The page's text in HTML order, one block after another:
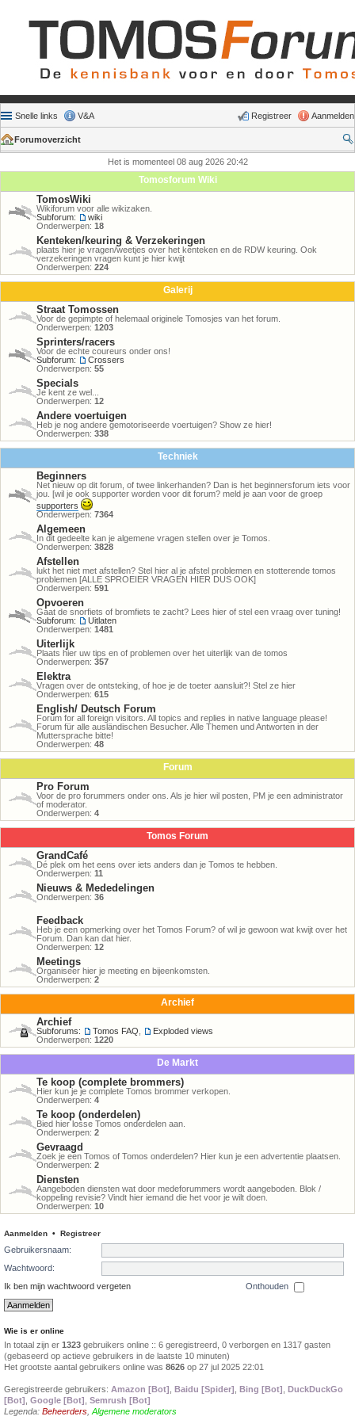
Snelle links V&A Aanmelden
Registreer
Forumoverzicht
Het is momenteel 08 aug 2026 20:42
Tomosforum Wiki
TomosWiki
Wikiforum voor alle wikizaken.
Subforum:
wiki
Onderwerpen: 18
Kenteken/keuring & Verzekeringen
plaats hier je vragen/weetjes over het kenteken en de RDW keuring. Ook
verzekeringen vragen kunt je hier kwijt
Onderwerpen: 224
Galerij
Straat Tomossen
Voor de gepimpte of helemaal originele Tomosjes van het forum.
Onderwerpen: 1203
Sprinters/racers
Voor de echte coureurs onder ons!
Subforum:
Crossers
Onderwerpen: 55
Specials
Je kent ze wel...
Onderwerpen: 12
Andere voertuigen
Heb je nog andere gemotoriseerde voertuigen? Show ze hier!
Onderwerpen: 338
Techniek
Beginners
Net nieuw op dit forum, of twee linkerhanden? Dan is het beginnersforum iets voor
jou. [wil je ook supporter worden voor dit forum? meld je aan voor de groep
supporters
Onderwerpen: 7364
Algemeen
In dit gedeelte kan je algemene vragen stellen over je Tomos.
Onderwerpen: 3828
Afstellen
lukt het niet met afstellen? Stel hier al je afstel problemen en stotterende tomos
problemen [ALLE SPROEIER VRAGEN HIER DUS OOK]
Onderwerpen: 591
Opvoeren
Gaat de snorfiets of bromfiets te zacht? Lees hier of stel een vraag over tuning!
Subforum:
Uitlaten
Onderwerpen: 1481
Uiterlijk
Plaats hier uw tips en of problemen over het uiterlijk van de tomos
Onderwerpen: 357
Elektra
Vragen over de ontsteking, of hoe je de toeter aansluit?! Stel ze hier
Onderwerpen: 615
English/ Deutsch Forum
Forum for all foreign visitors. All topics and replies in native language please!
Forum für alle ausländischen Besucher. Alle Themen und Antworten in der
Muttersprache bitte!
Onderwerpen: 48
Forum
Pro Forum
Voor de pro forummers onder ons. Als je hier wil posten, PM je een administrator
of moderator.
Onderwerpen: 4
Tomos Forum
GrandCafé
Dé plek om het eens over iets anders dan je Tomos te hebben.
Onderwerpen: 11
Nieuws & Mededelingen
Onderwerpen: 36
Feedback
Heb je een opmerking over het Tomos Forum? of wil je gewoon wat kwijt over het
Forum. Dan kan dat hier.
Onderwerpen: 12
Meetings
Organiseer hier je meeting en bijeenkomsten.
Onderwerpen: 2
Archief
Archief
Subforums: Tomos FAQ
Exploded views
Onderwerpen: 1220
De Markt
Te koop (complete brommers)
Hier kun je je complete Tomos brommer verkopen.
Onderwerpen: 4
Te koop (onderdelen)
Bied hier losse Tomos onderdelen aan.
Onderwerpen: 2
Gevraagd
Zoek je een Tomos of Tomos onderdelen? Hier kun je een advertentie plaatsen.
Onderwerpen: 2
Diensten
Aangeboden diensten wat door medeforummers wordt aangeboden. Blok /
koppeling revisie? Vindt hier iemand die het voor je wilt doen.
Onderwerpen: 10
Aanmelden • Registreer
Gebruikersnaam:
Wachtwoord:
Ik ben mijn wachtwoord vergeten
Onthouden
Wie is er online
In totaal zijn er 1323 gebruikers online :: 6 geregistreerd, 0 verborgen en 1317 gasten
(gebaseerd op actieve gebruikers in de laatste 10 minuten)
Het grootste aantal gebruikers online was 8626 op 27 jul 2025 22:01
Geregistreerde gebruikers: Amazon [Bot] Baidu [Spider] Bing [Bot] DuckDuckGo
[Bot] Google [Bot] Semrush [Bot]
Legenda: Beheerders Algemene moderators